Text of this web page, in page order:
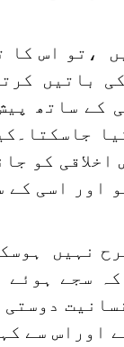
،تو اس کا
باتیں
کے ساتھ
کو
اور اسی کے
نہیں
سجے ہوئے
اوراس سے